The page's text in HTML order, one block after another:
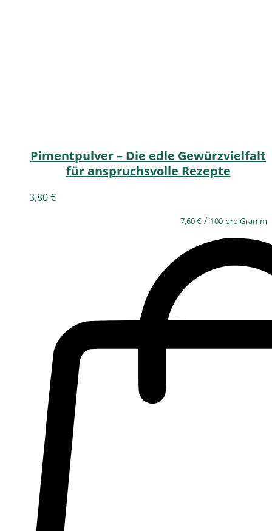
Pimentpulver – Die edle Gewürzvielfalt
für anspruchsvolle Rezepte
3,80€
7,60€ / 100 pro Gramm